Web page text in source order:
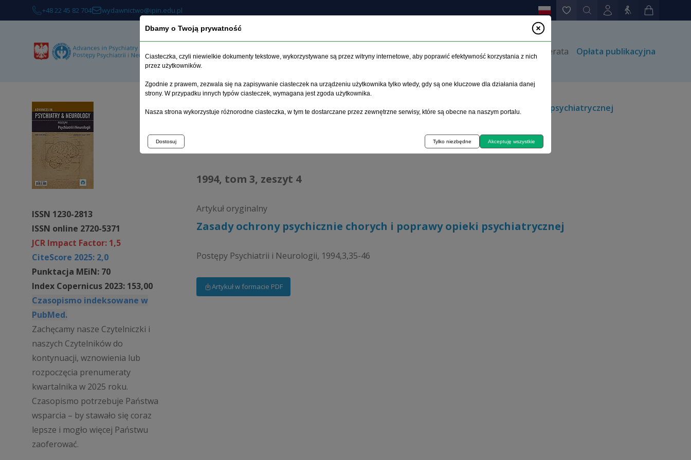
+48 22 45 82 704 wydawnictwo@ipin.edu.pl
O czasopiśmie Archiwum Etyka Instrukcja dla autorów Kontakt Prenumerata Opłata publikacyjna
ISSN 1230-2813
ISSN online 2720-5371
JCR Impact Factor: 1,5
CiteScore 2025: 2,0
Punktacja MEiN: 70
Index Copernicus 2023: 153,00
Czasopismo indeksowane w
PubMed.
Zachęcamy nasze Czytelniczki i
naszych Czytelników do
kontynuacji, wznowienia lub
rozpoczęcia prenumeraty
kwartalnika w 2025 roku.
Czasopismo potrzebuje Państwa
wsparcia – by stawało się coraz
lepsze i mogło więcej Państwu
zaoferować.
Strona główna >Archiwum>zeszyt 4>Zasady ochrony psychicznie chorych i poprawy opieki psychiatrycznej
1994, tom 3, zeszyt 4
Artykuł oryginalny
Zasady ochrony psychicznie chorych i poprawy opieki psychiatrycznej
Postępy Psychiatrii i Neurologii, 1994,3,35-46
Artykuł w formacie PDF
Dbamy o Twoją prywatność
Ciasteczka, czyli niewielkie dokumenty tekstowe, wykorzystywane są przez witryny internetowe, aby poprawić efektywność korzystania z nich
przez użytkowników.
Zgodnie z prawem, zezwala się na zapisywanie ciasteczek na urządzeniu użytkownika tylko wtedy, gdy są one kluczowe dla działania danej
strony. W przypadku innych typów ciasteczek, wymagana jest zgoda użytkownika.
Nasza strona wykorzystuje różnorodne ciasteczka, w tym te dostarczane przez zewnętrzne serwisy, które są obecne na naszym portalu.
Dostosuj Tylko niezbędne Akceptuję wszystkie